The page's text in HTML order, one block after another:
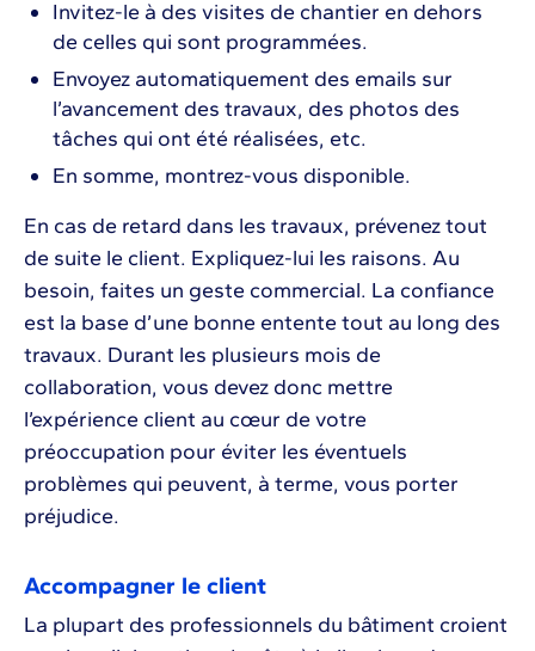
Invitez-le à des visites de chantier en dehors
de celles qui sont programmées.
Envoyez automatiquement des emails sur
l’avancement des travaux, des photos des
tâches qui ont été réalisées, etc.
En somme, montrez-vous disponible.
En cas de retard dans les travaux, prévenez tout
de suite le client. Expliquez-lui les raisons. Au
besoin, faites un geste commercial. La confiance
est la base d’une bonne entente tout au long des
travaux. Durant les plusieurs mois de
collaboration, vous devez donc mettre
l’expérience client au cœur de votre
préoccupation pour éviter les éventuels
problèmes qui peuvent, à terme, vous porter
préjudice.
Accompagner le client
La plupart des professionnels du bâtiment croient